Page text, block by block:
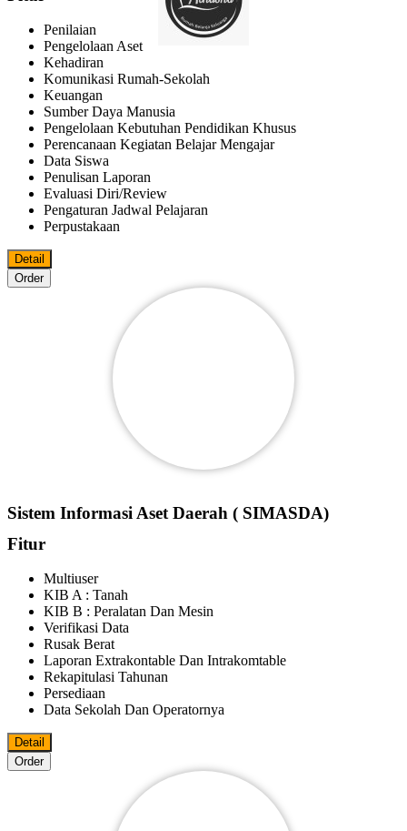
Penilaian
Pengelolaan Aset
Kehadiran
Komunikasi Rumah-Sekolah
Keuangan
Sumber Daya Manusia
Pengelolaan Kebutuhan Pendidikan Khusus
Perencanaan Kegiatan Belajar Mengajar
Data Siswa
Penulisan Laporan
Evaluasi Diri/review
Pengaturan Jadwal Pelajaran
Perpustakaan
Detail
Order
Sistem Informasi Aset Daerah ( SIMASDA)
Fitur
Multiuser
KIB A : Tanah
KIB B : Peralatan Dan Mesin
Verifikasi Data
Rusak Berat
Laporan Extrakontable Dan Intrakomtable
Rekapitulasi Tahunan
Persediaan
Data Sekolah Dan Operatornya
Detail
Order